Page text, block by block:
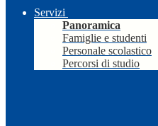
Servizi
Panoramica
Famiglie e studenti
Personale scolastico
Percorsi di studio